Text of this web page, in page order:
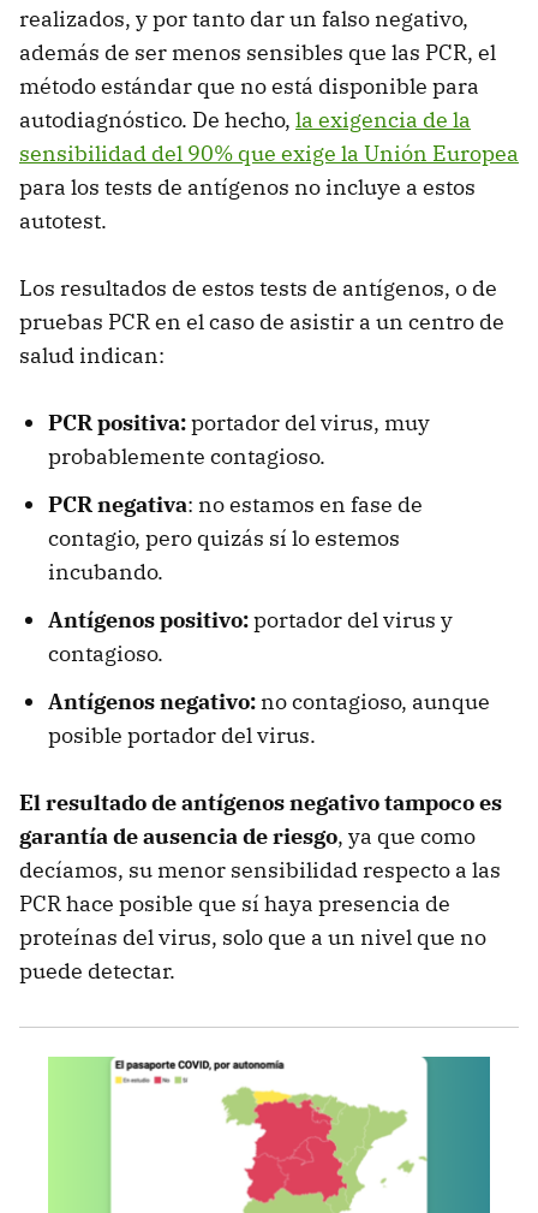
realizados, y por tanto dar un falso negativo,
además de ser menos sensibles que las PCR, el
método estándar que no está disponible para
autodiagnóstico. De hecho, la exigencia de la
sensibilidad del 90% que exige la Unión Europea
para los tests de antígenos no incluye a estos
autotest.
Los resultados de estos tests de antígenos, o de
pruebas PCR en el caso de asistir a un centro de
salud indican:
PCR positiva:portador del virus, muy
probablemente contagioso.
PCR negativa: no estamos en fase de
contagio, pero quizás sí lo estemos
incubando.
Antígenos positivo:portador del virus y
contagioso.
Antígenos negativo: no contagioso, aunque
posible portador del virus.
El resultado de antígenos negativo tampoco es
garantía de ausencia de riesgo, ya que como
decíamos, su menor sensibilidad respecto a las
PCR hace posible que sí haya presencia de
proteínas del virus, solo que a un nivel que no
puede detectar.